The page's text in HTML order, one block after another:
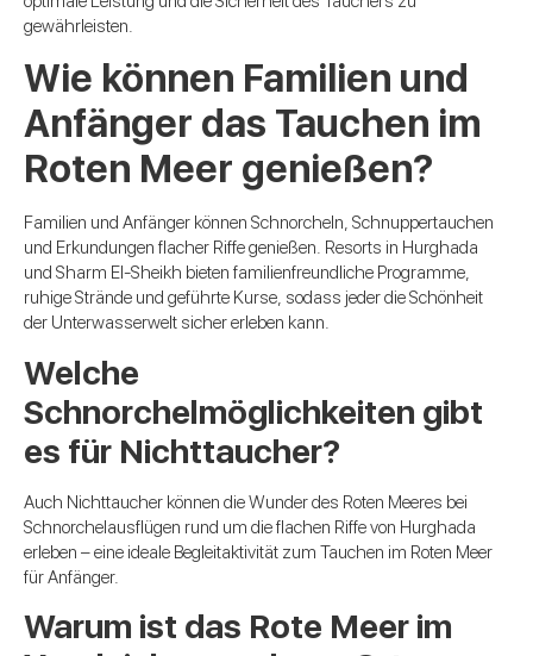
gewährleisten.
Wie können Familien und
Anfänger das Tauchen im
Roten Meer genießen?
Familien und Anfänger können Schnorcheln, Schnuppertauchen
und Erkundungen flacher Riffe genießen. Resorts in Hurghada
und Sharm El-Sheikh bieten familienfreundliche Programme,
ruhige Strände und geführte Kurse, sodass jeder die Schönheit
der Unterwasserwelt sicher erleben kann.
Welche
Schnorchelmöglichkeiten gibt
es für Nichttaucher?
Auch Nichttaucher können die Wunder des Roten Meeres bei
Schnorchelausflügen rund um die flachen Riffe von Hurghada
erleben – eine ideale Begleitaktivität zum Tauchen im Roten Meer
für Anfänger.
Warum ist das Rote Meer im